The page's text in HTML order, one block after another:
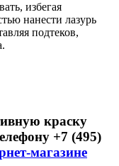
избегая
нанести лазурь
подтеков,
краску
+7 (495)
магазине